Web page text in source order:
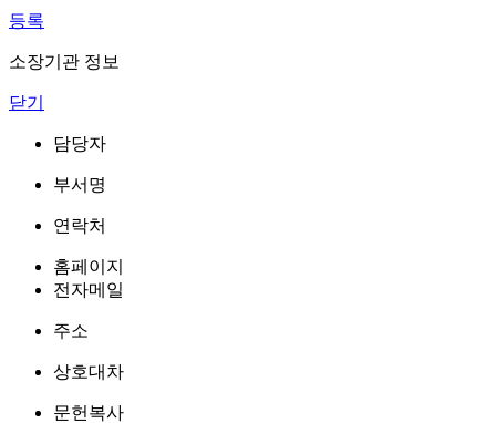
등록
소장기관 정보
닫기
담당자
부서명
연락처
홈페이지
전자메일
주소
상호대차
문헌복사